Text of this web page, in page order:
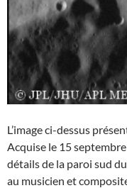
L’image ci-dessus
Acquise le 15
détails de la paroi sud
au musicien et